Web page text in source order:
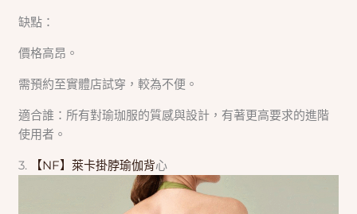
缺點：
價格高昂。
需預約至實體店試穿，較為不便。
適合誰：所有對瑜珈服的質感與設計，有著更高要求的進階
使用者。
3. 【NF】萊卡掛脖瑜伽背心